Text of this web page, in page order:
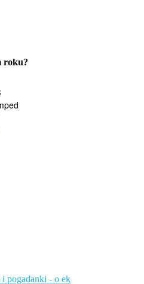
roku?
pogadanki - o ek